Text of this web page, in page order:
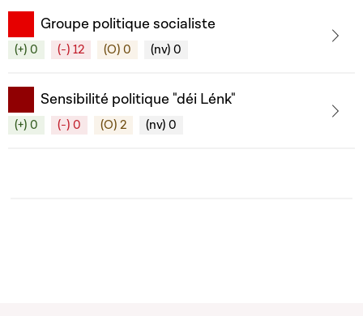
Groupe politique socialiste
(+) 0 (-) 12 (O) 0 (nv) 0
Sensibilité politique "déi Lénk"
(+) 0 (-) 0 (O) 2 (nv) 0